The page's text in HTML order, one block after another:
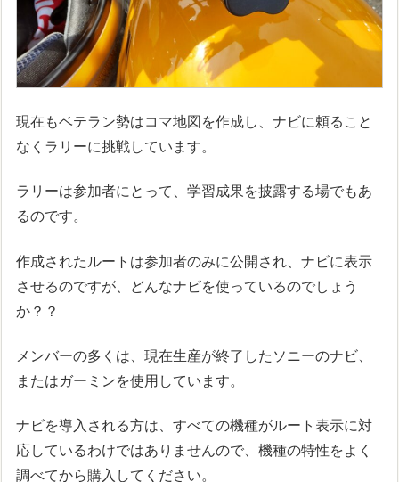
現在もベテラン勢はコマ地図を作成し、ナビに頼ること
なくラリーに挑戦しています。
ラリーは参加者にとって、学習成果を披露する場でもあ
るのです。
作成されたルートは参加者のみに公開され、ナビに表示
させるのですが、どんなナビを使っているのでしょう
か？？
メンバーの多くは、現在生産が終了したソニーのナビ、
またはガーミンを使用しています。
ナビを導入される方は、すべての機種がルート表示に対
応しているわけではありませんので、機種の特性をよく
調べてから購入してください。